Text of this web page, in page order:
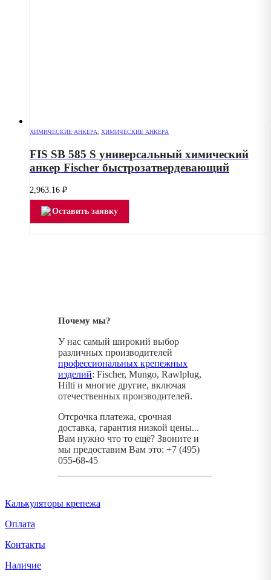
ХИМИЧЕСКИЕ АНКЕРА ХИМИЧЕСКИЕ АНКЕРА
FIS SB 585 S универсальный химический
анкер Fischer быстрозатвердевающий
2,963.16 ₽
Оставить заявку
Почему мы?
У нас самый широкий выбор
различных производителей
профессиональных крепежных
изделий: Fischer, Mungo, Rawlplug,
Hilti и многие другие, включая
отечественных производителей.
Отсрочка платежа, срочная
доставка, гарантия низкой цены...
Вам нужно что то ещё? Звоните и
мы предоставим Вам это: +7 (495)
055-68-45
Калькуляторы крепежа
Оплата
Контакты
Наличие